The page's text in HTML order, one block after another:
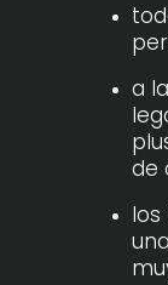
a
de